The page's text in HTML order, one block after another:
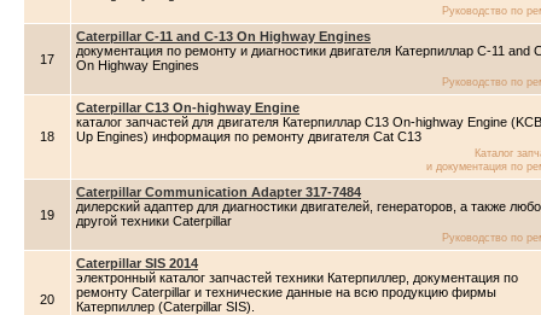
Руководство по
17
Caterpillar C-11 and C-13 On Highway Engines
документация по ремонту и диагностики двигателя Катерпиллар C-11 and
On Highway Engines
Руководство по
18
Caterpillar C13 On-highway Engine
каталог запчастей для двигателя Катерпиллар C13 On-highway Engine
Up Engines) информация по ремонту двигателя Cat C13
Каталог
и документация по
19
Caterpillar Communication Adapter 317-7484
дилерский адаптер для диагностики двигателей, генераторов, а также
другой техники Caterpillar
Руководство по
20
Caterpillar SIS 2014
электронный каталог запчастей техники Катерпиллер, документация по
ремонту Caterpillar и технические данные на всю продукцию фирмы
Катерпиллер (Caterpillar SIS).